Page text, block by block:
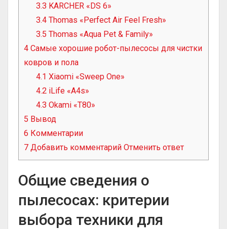
3.3 KARCHER «DS 6»
3.4 Thomas «Perfect Air Feel Fresh»
3.5 Thomas «Aqua Pet & Family»
4 Самые хорошие робот-пылесосы для чистки
ковров и пола
4.1 Xiaomi «Sweep One»
4.2 iLife «A4s»
4.3 Okami «T80»
5 Вывод
6 Комментарии
7 Добавить комментарий Отменить ответ
Общие сведения о
пылесосах: критерии
выбора техники для